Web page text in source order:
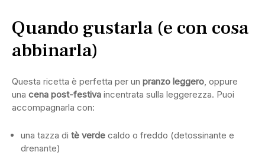
Quando gustarla (e con cosa
abbinarla)
Questa ricetta è perfetta per un pranzo leggero, oppure
una cena post-festiva incentrata sulla leggerezza. Puoi
accompagnarla con:
una tazza di tè verde caldo o freddo (detossinante e
drenante)